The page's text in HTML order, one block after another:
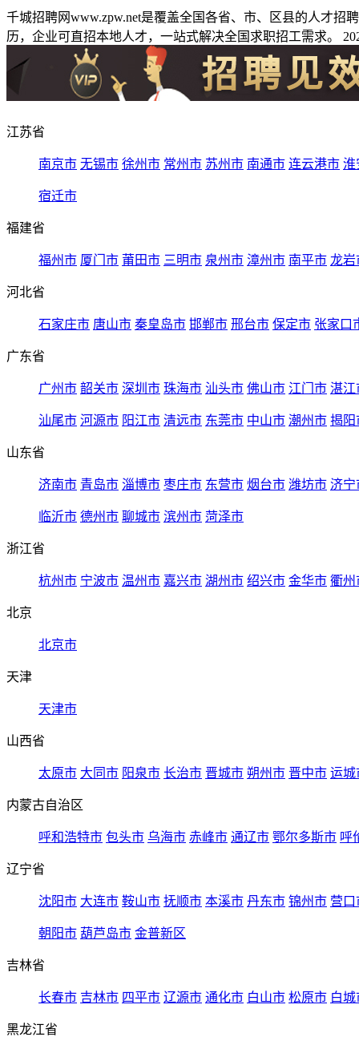
千城招聘网www.zpw.net是覆盖全国各省、市、区县的人才
历，企业可直招本地人才，一站式解决全国求职招工需求。
江苏省
南京市 无锡市 徐州市 常州市 苏州市 南通市 连云港市 淮
宿迁市
福建省
福州市 厦门市 莆田市 三明市 泉州市 漳州市 南平市 龙岩
河北省
石家庄市 唐山市 秦皇岛市 邯郸市 邢台市 保定市 张家口
广东省
广州市 韶关市 深圳市 珠海市 汕头市 佛山市 江门市 湛江
汕尾市 河源市 阳江市 清远市 东莞市 中山市 潮州市 揭阳
山东省
济南市 青岛市 淄博市 枣庄市 东营市 烟台市 潍坊市 济宁
临沂市 德州市 聊城市 滨州市 菏泽市
浙江省
杭州市 宁波市 温州市 嘉兴市 湖州市 绍兴市 金华市 衢州
北京
北京市
天津
天津市
山西省
太原市 大同市 阳泉市 长治市 晋城市 朔州市 晋中市 运城
内蒙古自治区
呼和浩特市 包头市 乌海市 赤峰市 通辽市 鄂尔多斯市 呼
辽宁省
沈阳市 大连市 鞍山市 抚顺市 本溪市 丹东市 锦州市 营口
朝阳市 葫芦岛市 金普新区
吉林省
长春市 吉林市 四平市 辽源市 通化市 白山市 松原市 白城
黑龙江省